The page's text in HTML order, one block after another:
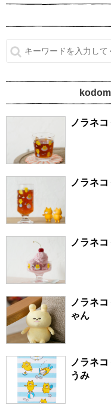
ノラネ
ゃん
ノラネ
うみ